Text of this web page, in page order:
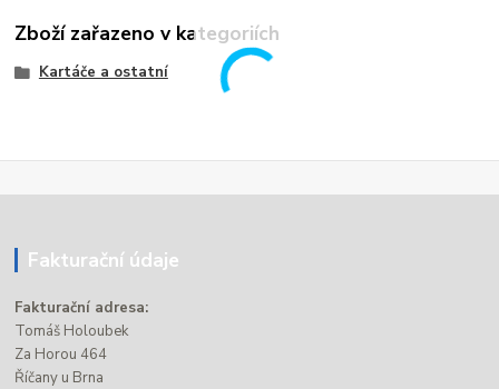
Zboží zařazeno v kategoriích
Kartáče a ostatní
Fakturační údaje
Fakturační adresa:
Tomáš Holoubek
Za Horou 464
Říčany u Brna